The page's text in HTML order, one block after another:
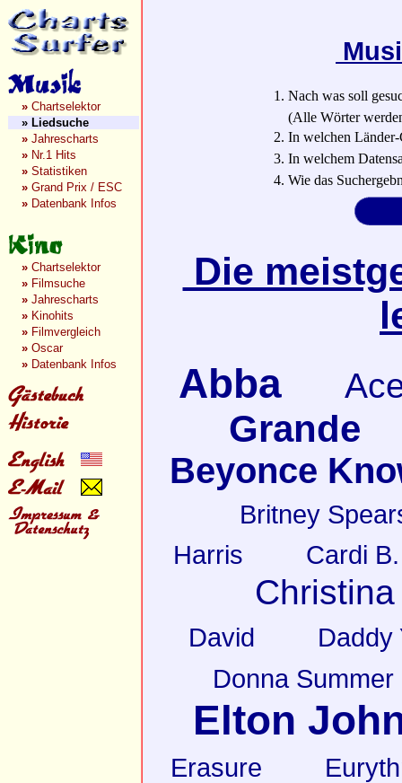
» Chartselektor
» Liedsuche
» Jahrescharts
» Nr.1 Hits
» Statistiken
» Grand Prix / ESC
» Datenbank Infos
» Chartselektor
» Filmsuche
» Jahrescharts
» Kinohits
» Filmvergleich
» Oscar
» Datenbank Infos
1. Nach was soll
(Alle Wörter
2. In welchen Länder-
3. In welchem
4. Wie das
Die
Abba
Grande
Beyonce
Britney
Harris
Cardi B.
David
Daddy
Donna Summer
Elton
Erasure